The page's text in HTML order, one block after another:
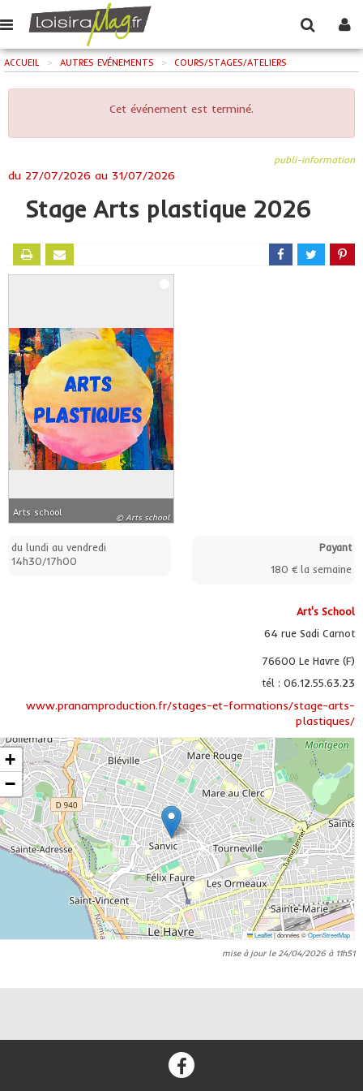
ACCUEIL > AUTRES EVÉNEMENTS > COURS/STAGES/ATELIERS
Cet événement est terminé.
publi-information
du 27/07/2026 au 31/07/2026
Stage Arts plastique 2026
Arts school © Arts school
du lundi au vendredi
14h30/17h00
Payant
180 € la semaine
Art's School
64 rue Sadi Carnot
76600 Le Havre (F)
tél : 06.12.55.63.23
www.pranamproduction.fr/stages-et-formations/stage-arts-
plastiques/
+
−
Leaflet|données ©OpenStreetMap
mise à jour le 24/04/2026 à 11h51